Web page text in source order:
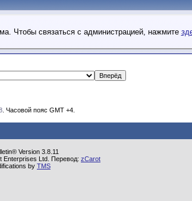
Чтобы связаться с администрацией, нажмите
. Часовой пояс GMT +4.
Version 3.8.11
Enterprises Ltd. Перевод: zCarot
by TMS